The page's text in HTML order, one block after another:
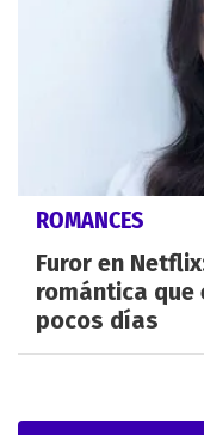
ROMANCES
Furor en
romántica que
pocos días